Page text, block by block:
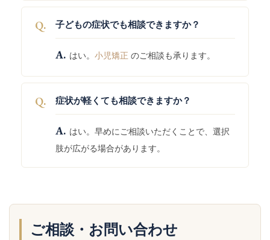
Q. 子どもの症状でも相談できますか？
A. はい。 小児矯正 のご相談も承ります。
Q. 症状が軽くても相談できますか？
A. はい。早めにご相談いただくことで、選択
肢が広がる場合があります。
ご相談・お問い合わせ